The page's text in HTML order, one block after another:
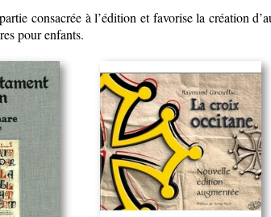
consacrée à l’édition et favorise la création
pour enfants.